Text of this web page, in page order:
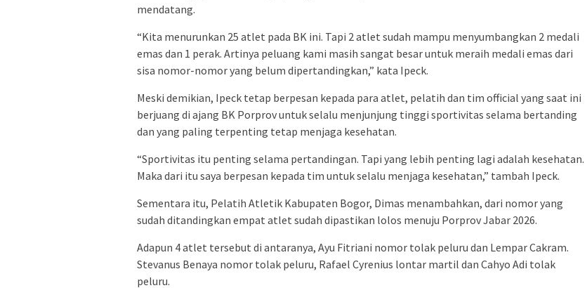
mendatang.
“Kita menurunkan 25 atlet pada BK ini. Tapi 2 atlet sudah mampu menyumbangkan 2 medali
emas dan 1 perak. Artinya peluang kami masih sangat besar untuk meraih medali emas dari
sisa nomor-nomor yang belum dipertandingkan,” kata Ipeck.
Meski demikian, Ipeck tetap berpesan kepada para atlet, pelatih dan tim official yang saat ini
berjuang di ajang BK Porprov untuk selalu menjunjung tinggi sportivitas selama bertanding
dan yang paling terpenting tetap menjaga kesehatan.
“Sportivitas itu penting selama pertandingan. Tapi yang lebih penting lagi adalah kesehatan.
Maka dari itu saya berpesan kepada tim untuk selalu menjaga kesehatan,” tambah Ipeck.
Sementara itu, Pelatih Atletik Kabupaten Bogor, Dimas menambahkan, dari nomor yang
sudah ditandingkan empat atlet sudah dipastikan lolos menuju Porprov Jabar 2026.
Adapun 4 atlet tersebut di antaranya, Ayu Fitriani nomor tolak peluru dan Lempar Cakram.
Stevanus Benaya nomor tolak peluru, Rafael Cyrenius lontar martil dan Cahyo Adi tolak
peluru.